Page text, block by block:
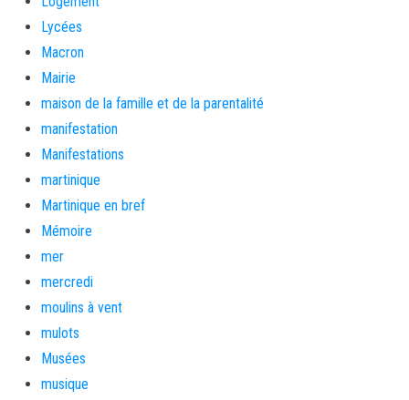
Lycées
Macron
Mairie
maison de la famille et de la parentalité
manifestation
Manifestations
martinique
Martinique en bref
Mémoire
mer
mercredi
moulins à vent
mulots
Musées
musique